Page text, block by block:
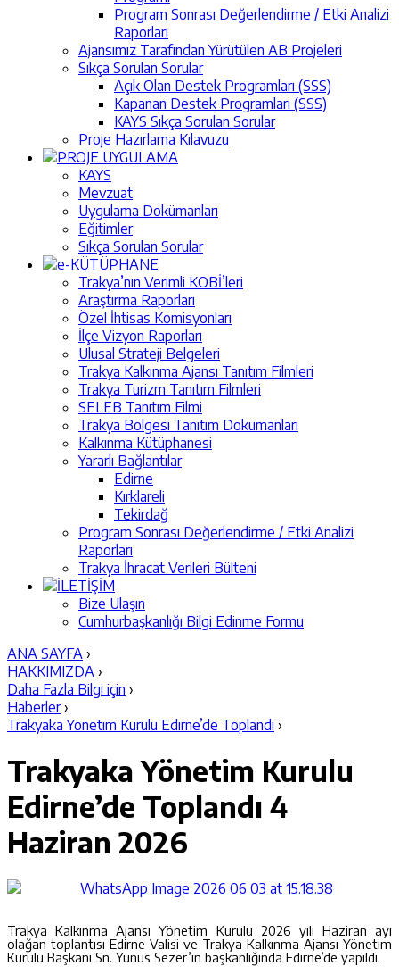
Program Sonrası Değerlendirme / Etki Analizi
Raporları
Ajansımız Tarafından Yürütülen AB Projeleri
Sıkça Sorulan Sorular
Açık Olan Destek Programları (SSS)
Kapanan Destek Programları (SSS)
KAYS Sıkça Sorulan Sorular
Proje Hazırlama Kılavuzu
PROJE UYGULAMA
KAYS
Mevzuat
Uygulama Dokümanları
Eğitimler
Sıkça Sorulan Sorular
e-KÜTÜPHANE
Trakya’nın Verimli KOBİ’leri
Araştırma Raporları
Özel İhtisas Komisyonları
İlçe Vizyon Raporları
Ulusal Strateji Belgeleri
Trakya Kalkınma Ajansı Tanıtım Filmleri
Trakya Turizm Tanıtım Filmleri
SELEB Tanıtım Filmi
Trakya Bölgesi Tanıtım Dokümanları
Kalkınma Kütüphanesi
Yararlı Bağlantılar
Edirne
Kırklareli
Tekirdağ
Program Sonrası Değerlendirme / Etki Analizi
Raporları
Trakya İhracat Verileri Bülteni
İLETİŞİM
Bize Ulaşın
Cumhurbaşkanlığı Bilgi Edinme Formu
ANA SAYFA ›
HAKKIMIZDA ›
Daha Fazla Bilgi için ›
Haberler ›
Trakyaka Yönetim Kurulu Edirne’de Toplandı ›
Trakyaka Yönetim Kurulu
Edirne’de Toplandı 4
Haziran 2026
Trakya Kalkınma Ajansı Yönetim Kurulu 2026 yılı Haziran ayı
olağan toplantısı Edirne Valisi ve Trakya Kalkınma Ajansı Yönetim
Kurulu Başkanı Sn. Yunus Sezer’in başkanlığında Edirne’de yapıldı.